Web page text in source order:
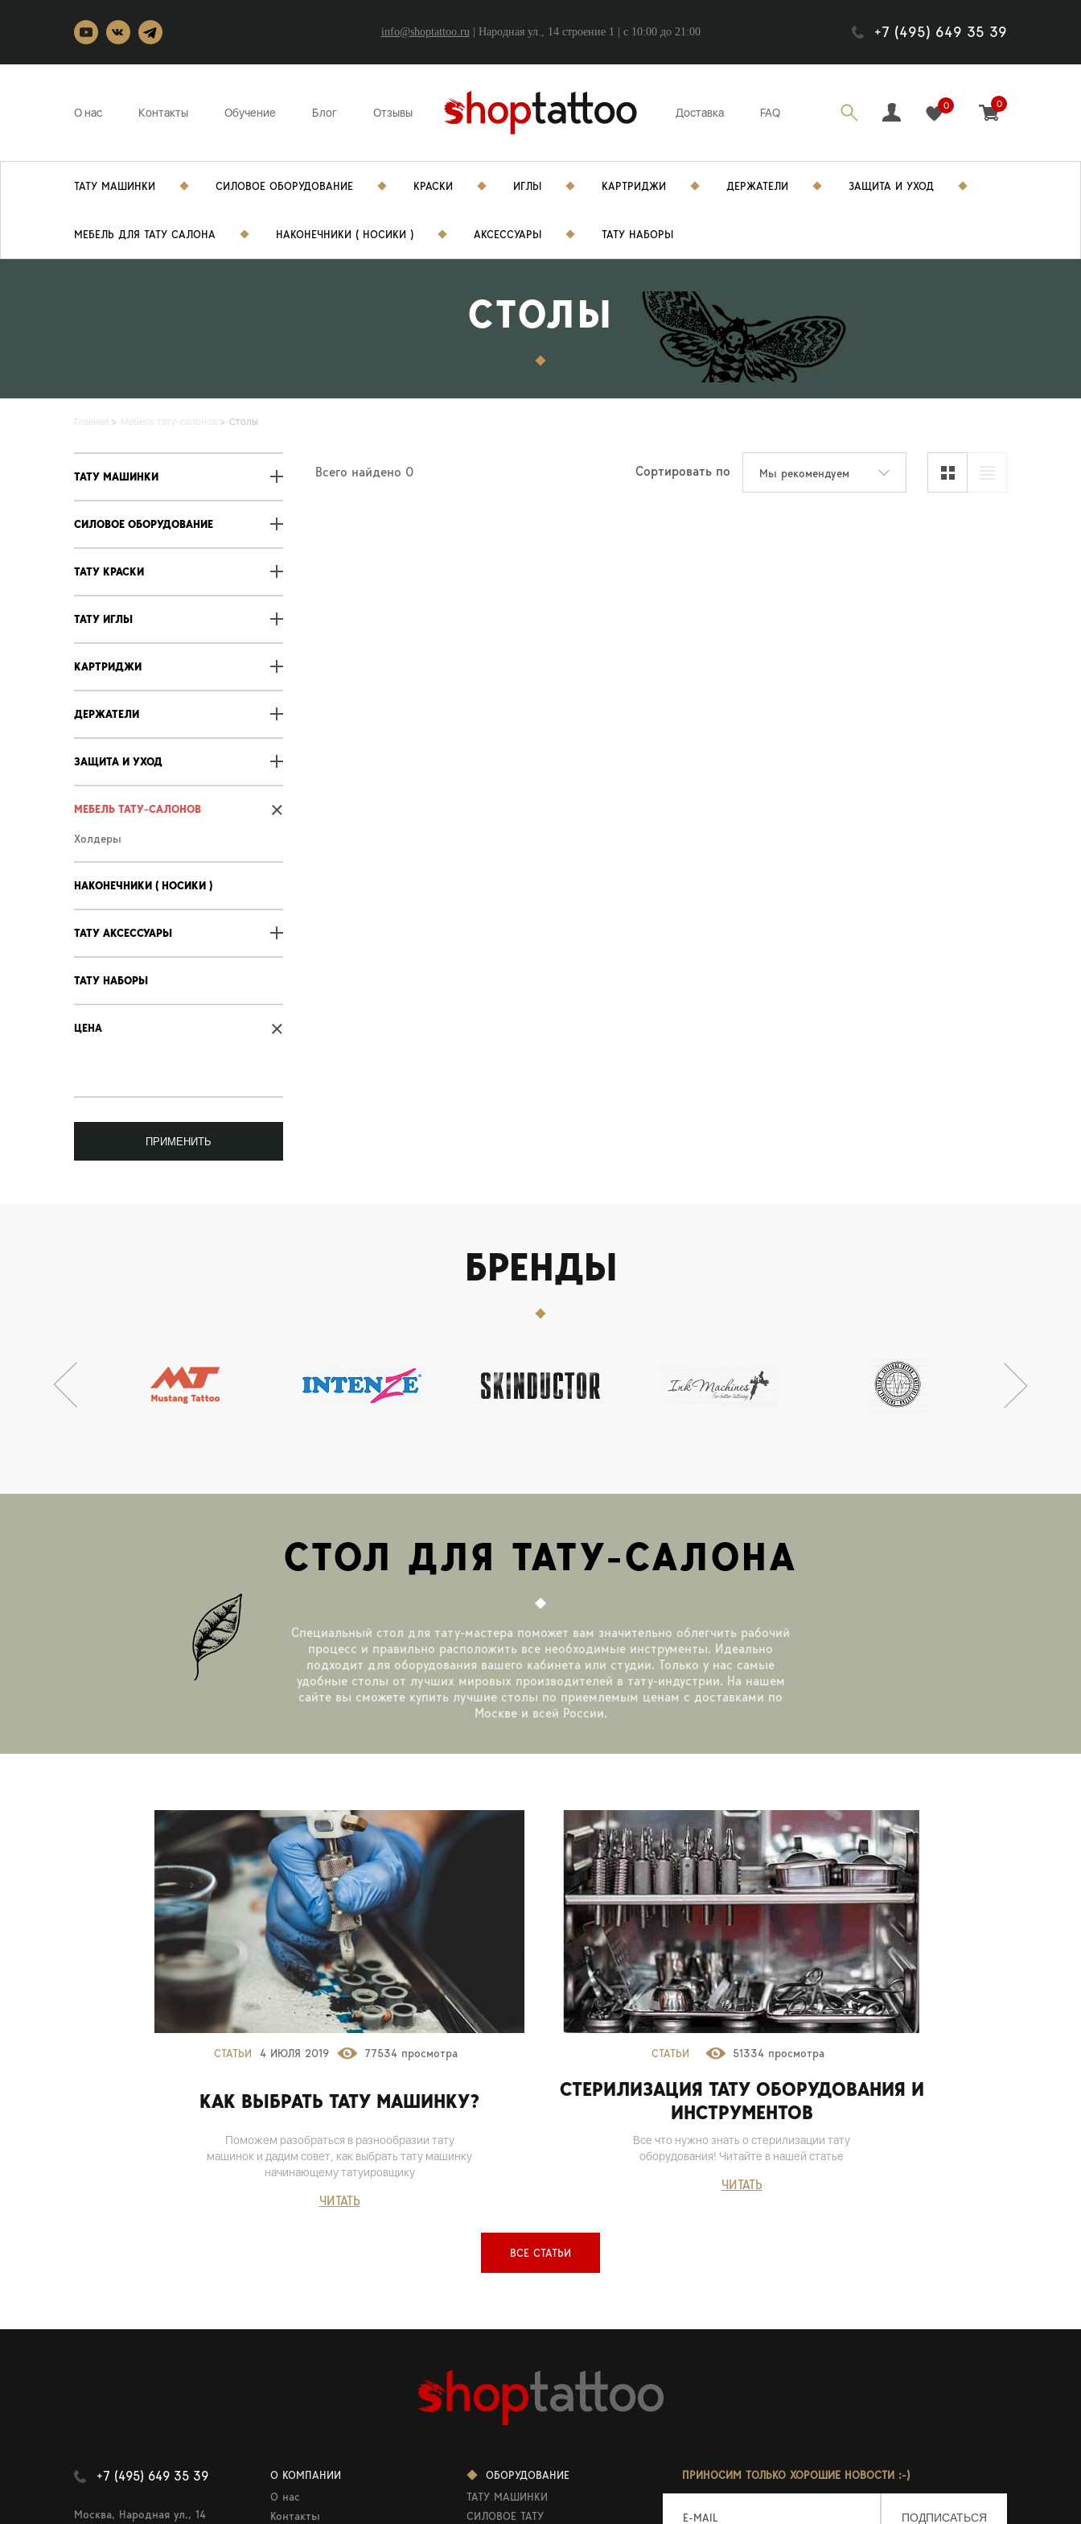
info@shoptattoo.ru| Народная ул., 14 строение 1 | c 10:00 до 21:00 +7 (495) 649 35 39
О нас Контакты Обучение Блог Отзывы Доставка FAQ
0 0
ТАТУ МАШИНКИ СИЛОВОЕ ОБОРУДОВАНИЕ КРАСКИ ИГЛЫ КАРТРИДЖИ ДЕРЖАТЕЛИ ЗАЩИТА И УХОД
МЕБЕЛЬ ДЛЯ ТАТУ САЛОНА НАКОНЕЧНИКИ ( НОСИКИ ) АКСЕССУАРЫ ТАТУ НАБОРЫ
СТОЛЫ
Главная Мебель тату-салонов Столы
ТАТУ МАШИНКИ
СИЛОВОЕ ОБОРУДОВАНИЕ
ТАТУ КРАСКИ
ТАТУ ИГЛЫ
КАРТРИДЖИ
ДЕРЖАТЕЛИ
ЗАЩИТА И УХОД
МЕБЕЛЬ ТАТУ-САЛОНОВ
Холдеры
НАКОНЕЧНИКИ ( НОСИКИ )
ТАТУ АКСЕССУАРЫ
ТАТУ НАБОРЫ
ЦЕНА
ПРИМЕНИТЬ
Всего найдено 0 Сортировать по Мы рекомендуем
БРЕНДЫ
СТОЛ ДЛЯ ТАТУ-САЛОНА
Специальный стол для тату-мастера поможет вам значительно облегчить рабочий
процесс и правильно расположить все необходимые инструменты. Идеально
подходит для оборудования вашего кабинета или студии. Только у нас самые
удобные столы от лучших мировых производителей в тату-индустрии. На нашем
сайте вы сможете купить лучшие столы по приемлемым ценам с доставками по
Москве и всей России.
СТАТЬИ 4 ИЮЛЯ 2019 77534 просмотра
КАК ВЫБРАТЬ ТАТУ МАШИНКУ?
Поможем разобраться в разнообразии тату
машинок и дадим совет, как выбрать тату машинку
начинающему татуировщику
ЧИТАТЬ
СТАТЬИ 51334 просмотра
СТЕРИЛИЗАЦИЯ ТАТУ ОБОРУДОВАНИЯ И
ИНСТРУМЕНТОВ
Все что нужно знать о стерилизации тату
оборудования! Читайте в нашей статье
ЧИТАТЬ
ВСЕ СТАТЬИ
+7 (495) 649 35 39
Москва, Народная ул., 14
О КОМПАНИИ
О нас
Контакты
ОБОРУДОВАНИЕ
ТАТУ МАШИНКИ
СИЛОВОЕ ТАТУ
ПРИНОСИМ ТОЛЬКО ХОРОШИЕ НОВОСТИ :-)
E-MAIL